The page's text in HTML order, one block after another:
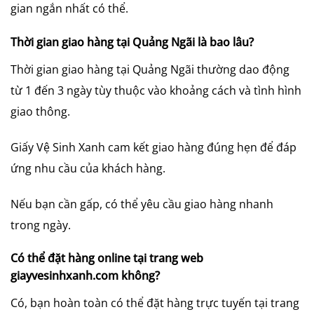
gian ngắn nhất có thể.
Thời gian giao hàng tại Quảng Ngãi là bao lâu?
Thời gian giao hàng tại Quảng Ngãi thường dao động
từ 1 đến 3 ngày tùy thuộc vào khoảng cách và tình hình
giao thông.
Giấy Vệ Sinh Xanh cam kết giao hàng đúng hẹn để đáp
ứng nhu cầu của khách hàng.
Nếu bạn cần gấp, có thể yêu cầu giao hàng nhanh
trong ngày.
Có thể đặt hàng online tại trang web
giayvesinhxanh.com không?
Có, bạn hoàn toàn có thể đặt hàng trực tuyến tại trang